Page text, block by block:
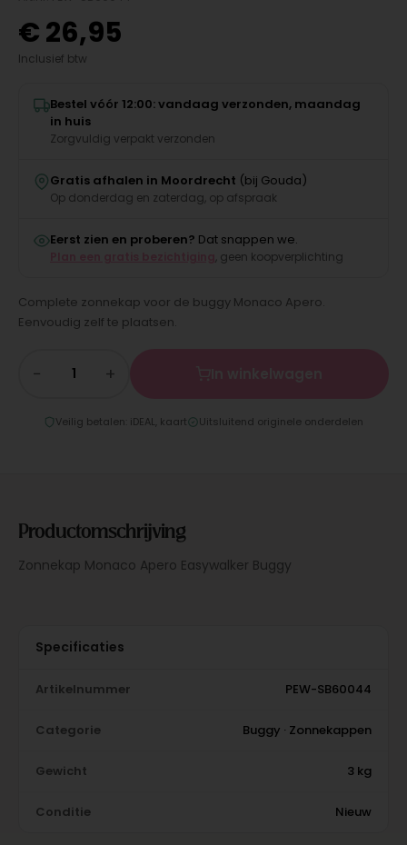
€26,95
Inclusief btw
Bestel vóór 12:00: vandaag verzonden, maandag
in huis
Zorgvuldig verpakt verzonden
Gratis afhalen in Moordrecht (bij Gouda)
Op donderdag en zaterdag, op afspraak
Eerst zien en proberen? Dat snappen we.
, geen koopverplichting
Complete zonnekap voor de buggy Monaco Apero.
Eenvoudig zelf te plaatsen.
− +
Veilig betalen: iDEAL, kaart Uitsluitend originele onderdelen
Productomschrijving
Zonnekap Monaco Apero Easywalker Buggy
Specificaties
Artikelnummer PEW-SB60044
Categorie Buggy · Zonnekappen
Gewicht 3 kg
Conditie Nieuw